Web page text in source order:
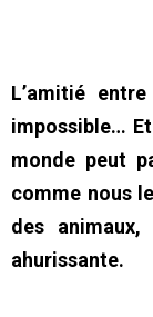
L’amitié
impossible…
monde peut
comme nous
des
ahurissante.